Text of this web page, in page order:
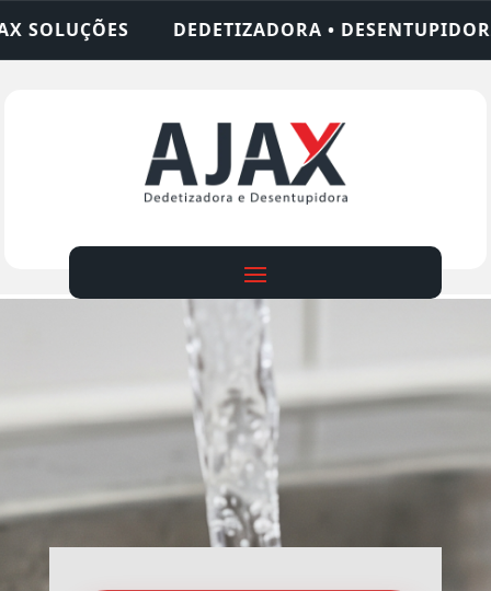
• DESENTUPIDORA • LIMPEZA DE FOSSA •